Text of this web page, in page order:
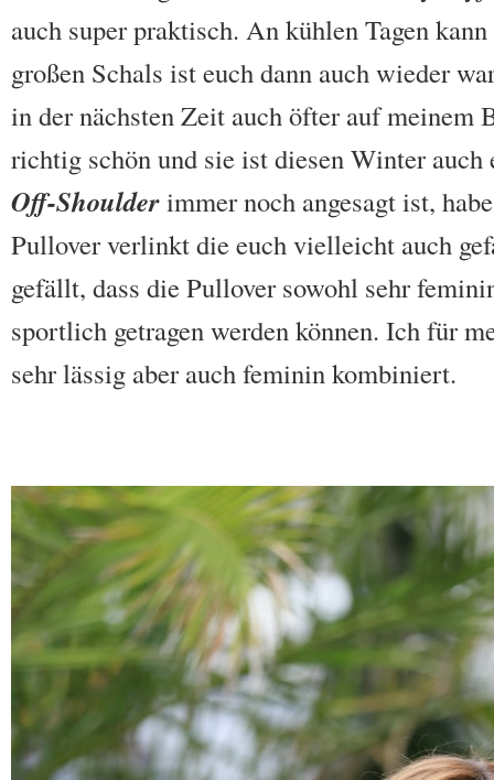
auch super praktisch. An kühlen Tagen
großen Schals ist euch dann auch wieder
in der nächsten Zeit auch öfter auf meinem
richtig schön und sie ist diesen Winter
Off-Shoulderimmer noch angesagt ist,
Pullover verlinkt die euch vielleicht auch
gefällt, dass die Pullover sowohl sehr
sportlich getragen werden können. Ich für
sehr lässig aber auch feminin kombiniert.